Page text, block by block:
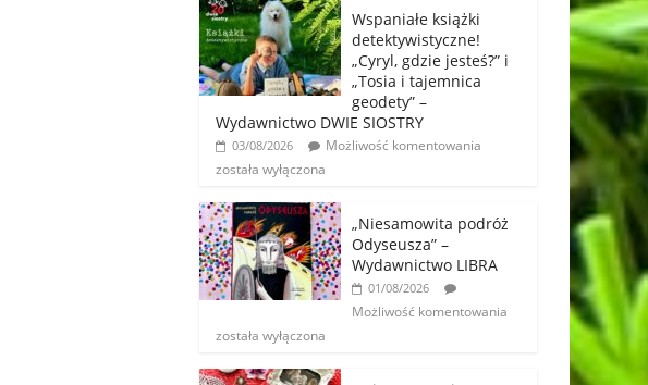
Wspaniałe książki
detektywistyczne!
„Cyryl, gdzie jesteś?” i
„Tosia i tajemnica
geodety” –
Wydawnictwo DWIE SIOSTRY
03/08/2026
Możliwość komentowania
została wyłączona
„Niesamowita podróż
Odyseusza” –
Wydawnictwo LIBRA
01/08/2026
Możliwość komentowania
została wyłączona